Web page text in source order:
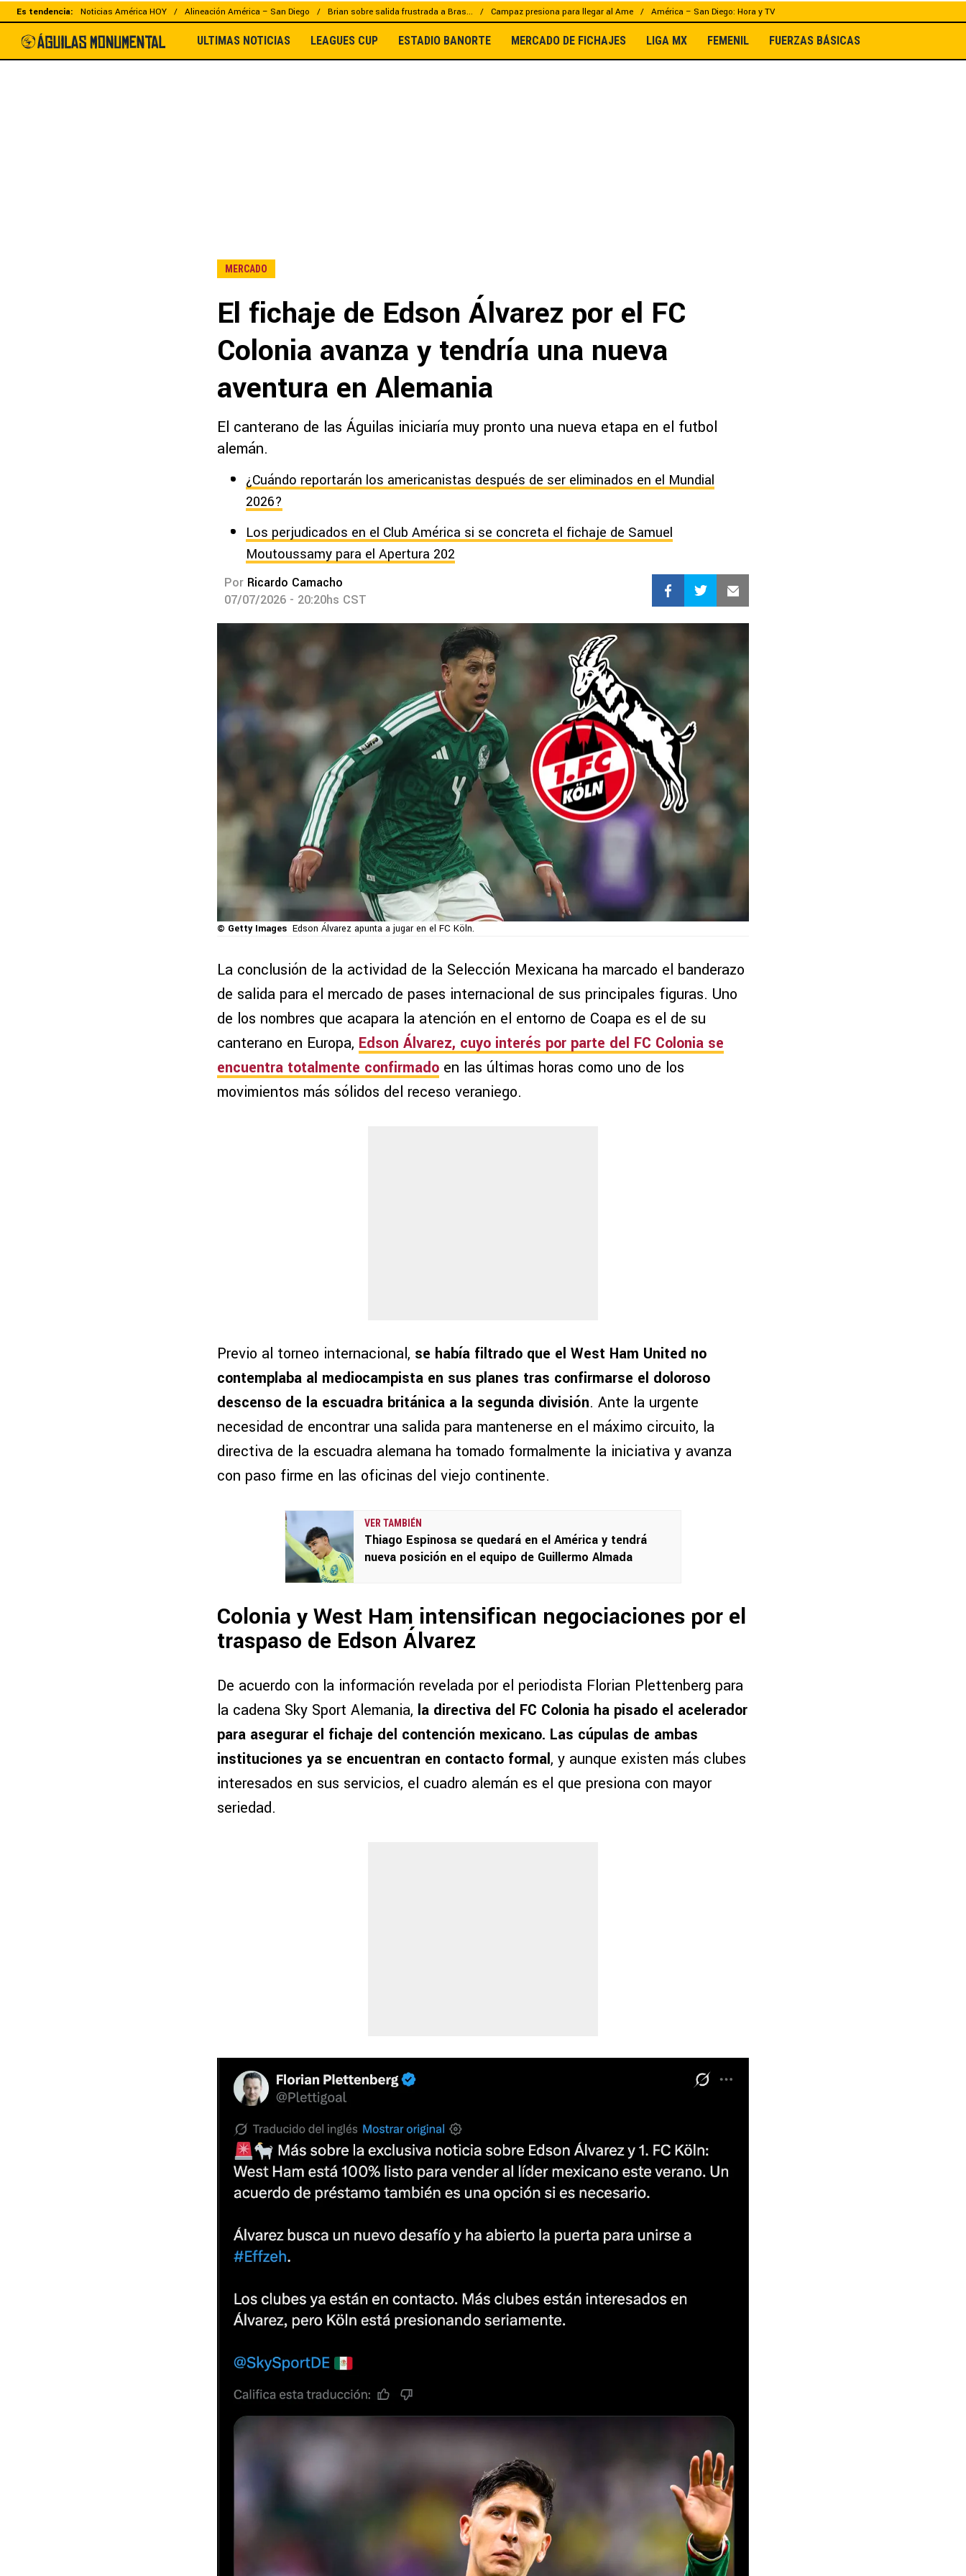
Es tendencia: Noticias América HOY Alineación América – San Diego Brian sobre salida frustrada a Bras... Campaz presiona para llegar al Ame América – San Diego: Hora y TV
ULTIMAS NOTICIAS LEAGUES CUP ESTADIO BANORTE MERCADO DE FICHAJES LIGA MX FEMENIL FUERZAS BÁSICAS
MERCADO
El fichaje de Edson Álvarez por el FC
Colonia avanza y tendría una nueva
aventura en Alemania
El canterano de las Águilas iniciaría muy pronto una nueva etapa en el futbol
alemán.
¿Cuándo reportarán los americanistas después de ser eliminados en el Mundial
2026?
Los perjudicados en el Club América si se concreta el fichaje de Samuel
Moutoussamy para el Apertura 202
Por Ricardo Camacho
07/07/2026 - 20:20hs CST
© Getty Images Edson Álvarez apunta a jugar en el FC Köln.
La conclusión de la actividad de la Selección Mexicana ha marcado el banderazo
de salida para el mercado de pases internacional de sus principales figuras. Uno
de los nombres que acapara la atención en el entorno de Coapa es el de su
canterano en Europa, Edson Álvarez, cuyo interés por parte del FC Colonia se
encuentra totalmente confirmado en las últimas horas como uno de los
movimientos más sólidos del receso veraniego.
Previo al torneo internacional, se había filtrado que el West Ham United no
contemplaba al mediocampista en sus planes tras confirmarse el doloroso
descenso de la escuadra británica a la segunda división. Ante la urgente
necesidad de encontrar una salida para mantenerse en el máximo circuito, la
directiva de la escuadra alemana ha tomado formalmente la iniciativa y avanza
con paso firme en las oficinas del viejo continente.
VER TAMBIÉN
Thiago Espinosa se quedará en el América y tendrá
nueva posición en el equipo de Guillermo Almada
Colonia y West Ham intensifican negociaciones por el
traspaso de Edson Álvarez
De acuerdo con la información revelada por el periodista Florian Plettenberg para
la cadena Sky Sport Alemania, la directiva del FC Colonia ha pisado el acelerador
para asegurar el fichaje del contención mexicano. Las cúpulas de ambas
instituciones ya se encuentran en contacto formal, y aunque existen más clubes
interesados en sus servicios, el cuadro alemán es el que presiona con mayor
seriedad.